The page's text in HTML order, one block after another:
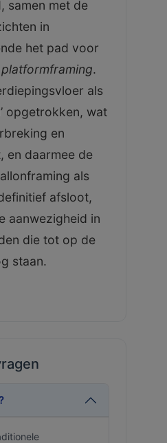
samen met de
in
het pad voor
platformframing.
als
opgetrokken, wat
en
en daarmee de
als
afsloot,
aanwezigheid in
die tot op de
staan.